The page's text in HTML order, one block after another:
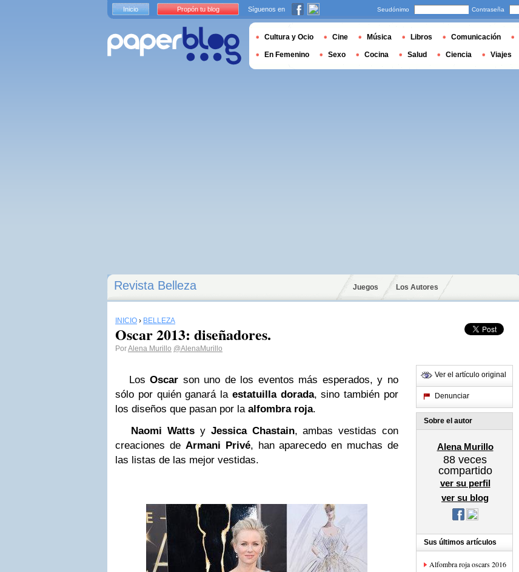
Revista Belleza Juegos Los Autores
INICIO › BELLEZA
Oscar 2013: diseñadores.
PorAlena Murillo @AlenaMurillo
LosOscar son uno de los eventos más esperados, y no
sólo por quién ganará la estatuilla dorada, sino también por
los diseños que pasan por la alfombra roja.
Naomi Watts y Jessica Chastain, ambas vestidas con
creaciones de Armani Privé, han aparecedo en muchas de
las listas de las mejor vestidas.
Ver el artículo original
Denunciar
Sobre el autor
Alena Murillo
88 veces
compartido
ver su perfil
ver su blog
Sus últimos artículos
Alfombra roja oscars 2016
Inicio Propón tu blog Síguenos en Seudónimo Contraseña
Cultura y Ocio Cine Música Libros Comunicación
En Femenino Sexo Cocina Salud Ciencia Viajes